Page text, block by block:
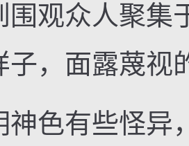
众人聚集
子，面露蔑视
有些怪异